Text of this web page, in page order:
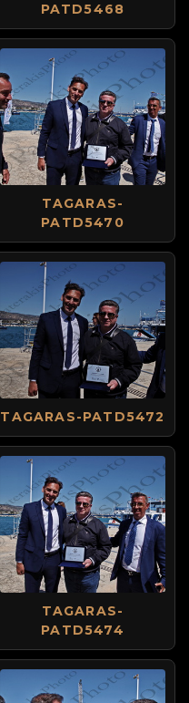
PATD5468
TAGARAS-
PATD5470
TAGARAS-PATD5472
TAGARAS-
PATD5474